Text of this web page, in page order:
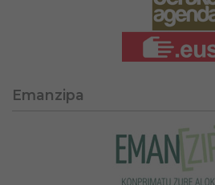
Emanzipa